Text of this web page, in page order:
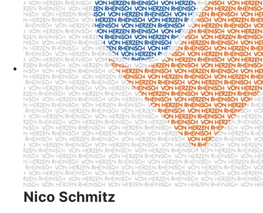
Nico Schmitz